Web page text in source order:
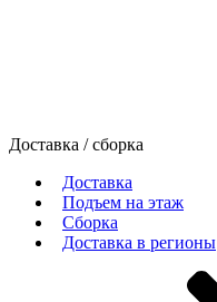
Доставка / сборка
Доставка
Подъем на этаж
Сборка
Доставка в регионы